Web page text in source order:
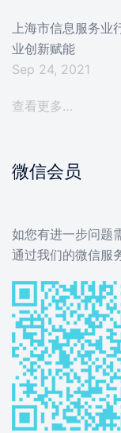
上海市信息服务
业创新赋能
Sep 24, 2021
查看更多…
微信会员
如您有进一步问题
通过我们的微信服